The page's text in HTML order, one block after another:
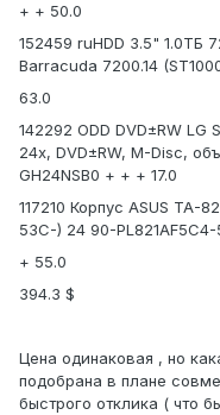
+ + 50.0
152459 ruHDD 3.5" 1.0ТБ
Barracuda 7200.14
63.0
142292 ODD DVD±RW LG
24x, DVD±RW, M-Disc,
GH24NSB0 + + + 17.0
117210 Корпус ASUS TA-
53C-) 24 90-
+ 55.0
394.3 $
Цена одинаковая , но
подобрана в плане
быстрого отклика ( что